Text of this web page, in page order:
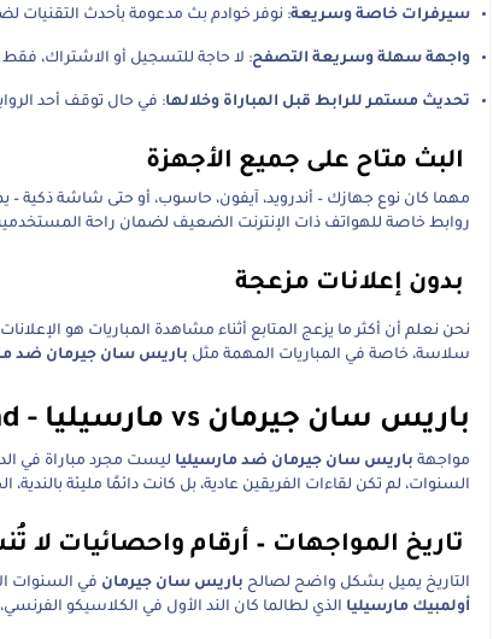
سيرفرات خاصة وسريعة: نوفر خوادم بث مدعومة بأحدث
واجهة سهلة وسريعة التصفح: لا حاجة للتسجيل أو الاشتراك،
تحديث مستمر للرابط قبل المباراة وخلالها: في حال توقف أحد
البث متاح على جميع الأجهزة
مهما كان نوع جهازك – أندرويد، آيفون، حاسوب، أو حتى شاشة ذكية –
روابط خاصة للهواتف ذات الإنترنت الضعيف لضمان راحة
بدون إعلانات مزعجة
نحن نعلم أن أكثر ما يزعج المتابع أثناء مشاهدة المباريات هو
سلاسة، خاصة في المباريات المهمة مثل باريس سان جيرمان ضد
باريس سان جيرمان vs مارسيليا - 44hd
مواجهة باريس سان جيرمان ضد مارسيليا ليست مجرد مباراة في
السنوات، لم تكن لقاءات الفريقين عادية، بل كانت دائمًا مليئة
تاريخ المواجهات – أرقام واحصائيات لا
التاريخ يميل بشكل واضح لصالح باريس سان جيرمان في السنوات
أولمبيك مارسيليا الذي لطالما كان الند الأول في الكلاسيكو